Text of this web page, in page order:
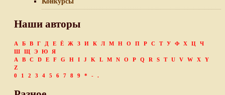
Наши авторы
А Б В Г Д Е Ё Ж З И К Л М Н О П Р С Т У Ф Х Ц
Ч
Ш
Щ Э Ю
Я
A
B C D E F G H I J K L M N O P Q R S T U V W X
Y
Z
0
1 2 3 4 5 6 7 8 9 * - .